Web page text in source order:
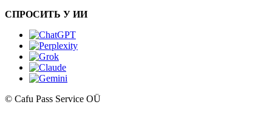
СПРОСИТЬ У ИИ
© Cafu Pass Service OÜ